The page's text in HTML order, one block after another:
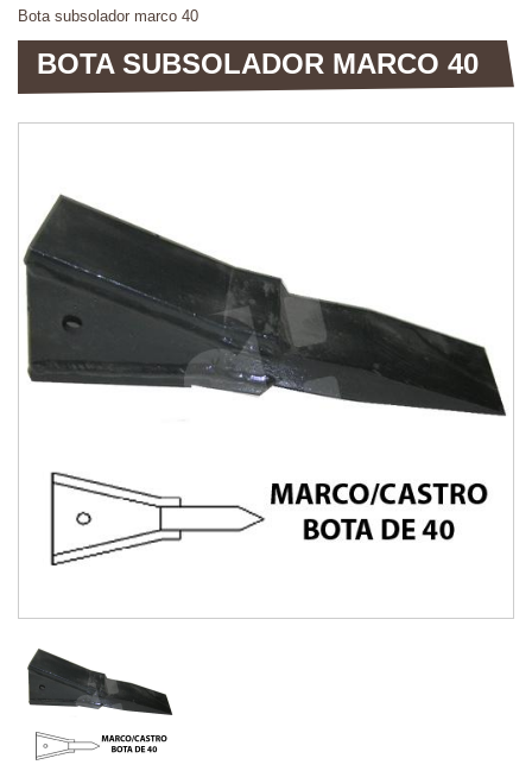
bota subsolador marco 40
BOTA SUBSOLADOR MARCO 40